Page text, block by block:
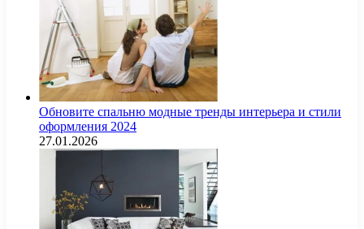
Обновите спальню модные тренды интерьера и стили
оформления 2024
27.01.2026